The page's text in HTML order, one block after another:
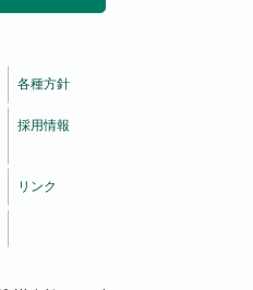
各種方針
採用情報
リンク